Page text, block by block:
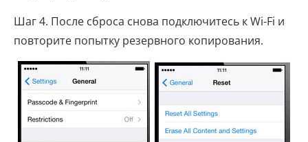
Шаг 4. После сброса снова подключитесь к Wi-Fi и
повторите попытку резервного копирования.